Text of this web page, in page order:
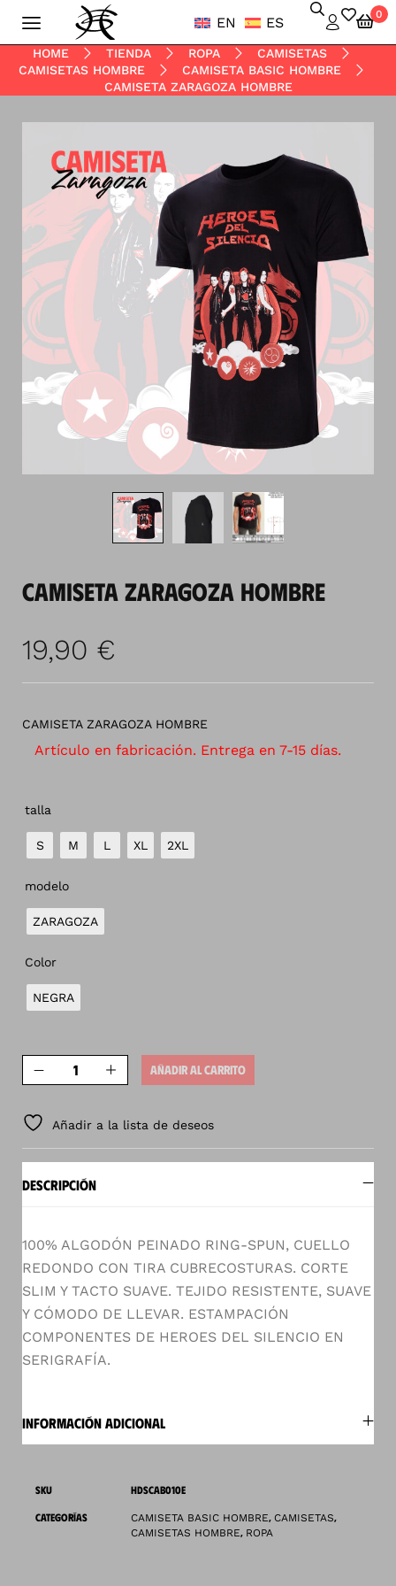
EN ES 0
HOME TIENDA ROPA
CAMISETAS
CAMISETAS HOMBRE
CAMISETA BASIC HOMBRE
CAMISETA ZARAGOZA HOMBRE
CAMISETA ZARAGOZA HOMBRE
19,90 €
CAMISETA ZARAGOZA HOMBRE
Artículo en fabricación. Entrega en 7-15 días.
talla
S M L XL 2XL
modelo
ZARAGOZA
Color
NEGRA
AÑADIR AL CARRITO
Añadir a la lista de deseos
DESCRIPCIÓN
100% ALGODÓN PEINADO RING-SPUN, CUELLO
REDONDO CON TIRA CUBRECOSTURAS. CORTE
SLIM Y TACTO SUAVE. TEJIDO RESISTENTE, SUAVE
Y CÓMODO DE LLEVAR. ESTAMPACIÓN
COMPONENTES DE HEROES DEL SILENCIO EN
SERIGRAFÍA.
INFORMACIÓN ADICIONAL
SKU HDSCAB010E
CATEGORÍAS CAMISETA BASIC HOMBRE, CAMISETAS,
CAMISETAS HOMBRE, ROPA